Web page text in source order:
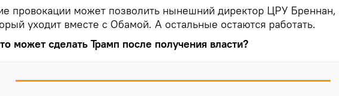
провокации может позволить нынешний директор ЦРУ Бреннан,
уходит вместе с Обамой. А остальные остаются работать.
может сделать Трамп после получения власти?